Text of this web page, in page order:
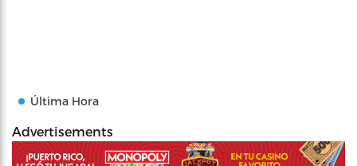
Última Hora
Advertisements